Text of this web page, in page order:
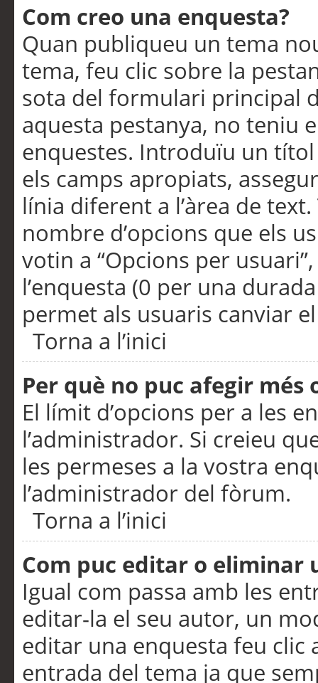
Com creo una enquesta?
Quan publiqueu un tema
tema, feu clic sobre la
sota del formulari principal
aquesta pestanya, no teniu
enquestes. Introduïu un
els camps apropiats,
línia diferent a l’àrea de
nombre d’opcions que els
votin a “Opcions per
l’enquesta (0 per una
permet als usuaris canviar
Torna a l’inici
Per què no puc afegir més
El límit d’opcions per a les
l’administrador. Si creieu
les permeses a la vostra
l’administrador del fòrum.
Torna a l’inici
Com puc editar o eliminar
Igual com passa amb les
editar-la el seu autor, un
editar una enquesta feu clic
entrada del tema ja que